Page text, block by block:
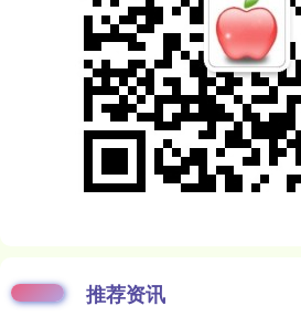
推荐资讯